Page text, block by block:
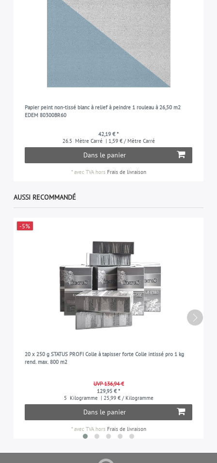
Papier peint non-tissé blanc à relief à peindre 1 rouleau à 26,50 m2
EDEM 80300BR60
42,19 € *
26.5 Mètre Carré | 1,59 € / Mètre Carré
Dans le panier
*avec TVAhors Frais de livraison
AUSSI RECOMMANDÉ
-5%
20 x 250 g STATUS PROFI Colle à tapisser forte Colle intissé pro 1 kg
rend. max. 800 m2
UVP 136,94 €
129,95 € *
5 Kilogramme | 25,99 € / Kilogramme
Dans le panier
*avec TVAhors Frais de livraison